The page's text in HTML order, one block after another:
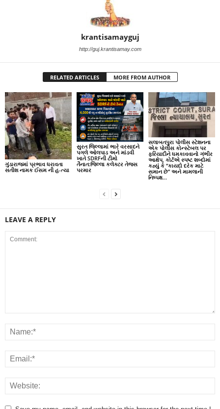
krantisamayguj
http://guj.krantisamay.com
RELATED ARTICLES MORE FROM AUTHOR
ગુંડારાજમાં પ્રભાવ ધરાવતા
સતીશ નામક ઈસમ ની હ-ત્યા
સુરત જિલ્લામાં ભારે વરસાદને
પગલે ઓલપાડ અને માંડવી
ખાતે SDRFની ટીમો
તૈનાત:જિલ્લા કલેક્ટર તેજસ
પરમાર
સલાબતપુરા પોલીસ સ્ટેશનના
એક પોલીસ કોન્સ્ટેબલ પર
ફરિયાદીને ધમકાવવાનો ગંભીર
આક્ષેપ, કોર્ટએ સ્પષ્ટ શબ્દોમાં
કહ્યું કે “કાયદો દરેક માટે
સમાન છે” અને મામલાની
નિષ્પક્ષ...
LEAVE A REPLY